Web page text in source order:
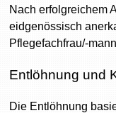
Nach erfolgreichem
eidgenössisch
Pflegefachfrau/-
Entlöhnung und
Die Entlöhnung